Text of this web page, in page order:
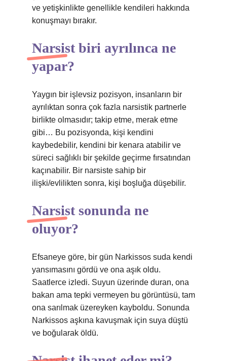
ve yetişkinlikte genellikle kendileri hakkında
konuşmayı bırakır.
Narsist biri ayrılınca ne
yapar?
Yaygın bir işlevsiz pozisyon, insanların bir
ayrılıktan sonra çok fazla narsistik partnerle
birlikte olmasıdır; takip etme, merak etme
gibi… Bu pozisyonda, kişi kendini
kaybedebilir, kendini bir kenara atabilir ve
süreci sağlıklı bir şekilde geçirme fırsatından
kaçınabilir. Bir narsiste sahip bir
ilişki/evlilikten sonra, kişi boşluğa düşebilir.
Narsist sonunda ne
oluyor?
Efsaneye göre, bir gün Narkissos suda kendi
yansımasını gördü ve ona aşık oldu.
Saatlerce izledi. Suyun üzerinde duran, ona
bakan ama tepki vermeyen bu görüntüsü, tam
ona sarılmak üzereyken kayboldu. Sonunda
Narkissos aşkına kavuşmak için suya düştü
ve boğularak öldü.